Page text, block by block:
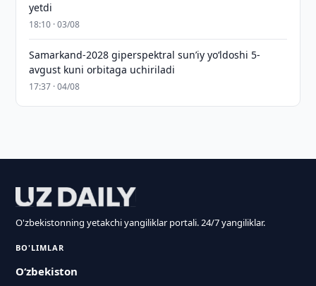
yetdi
18:10 · 03/08
Samarkand-2028 giperspektral sun’iy yo‘ldoshi 5-
avgust kuni orbitaga uchiriladi
17:37 · 04/08
O'zbekistonning yetakchi yangiliklar portali. 24/7 yangiliklar.
BO'LIMLAR
O‘zbekiston